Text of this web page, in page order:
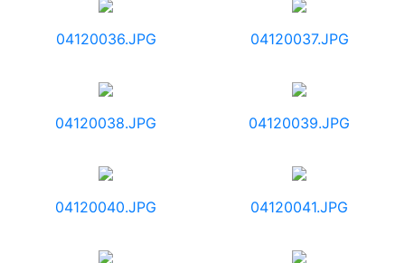
04120036.JPG 04120037.JPG
04120038.JPG 04120039.JPG
04120040.JPG 04120041.JPG